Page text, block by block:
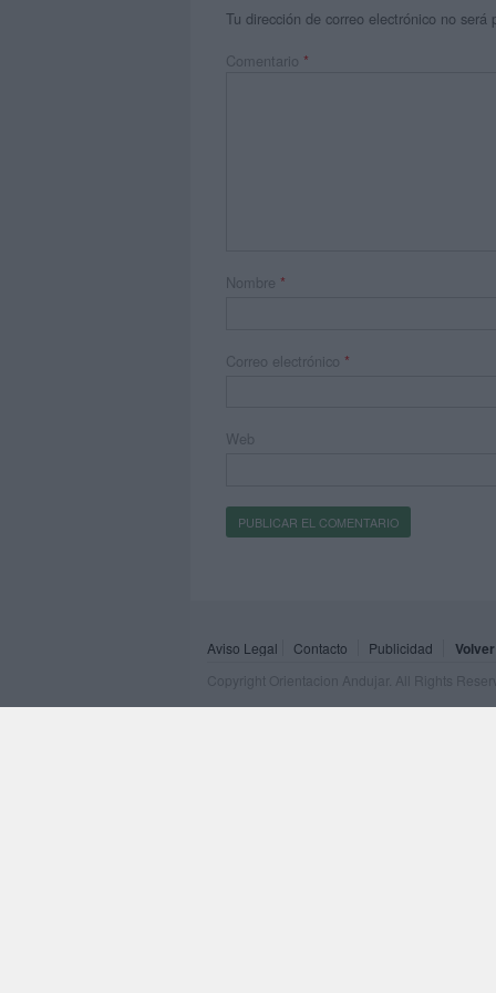
Tu dirección de correo electrónico no será
Comentario *
Nombre *
Correo electrónico *
Web
Aviso Legal Contacto Publicidad